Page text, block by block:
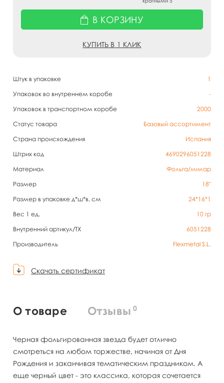
Штук в упаковке
1
Упаковок во внутреннем коробе
-
Упаковок в транспортном коробе
2000
Статус товара
Базовый ассортимент
Страна происхождения
Испания
Штрих код
4690296051228
Материал
Фольга/милар
Размер
18"
Размер в упаковке д*ш*в, см
24*16*1
Вес 1 ед.
10 гр
Внутренний артикул/TX
6051228
Производитель
Flexmetal S.L.
Скачать сертификат
В КОРЗИНУ
КУПИТЬ В 1 КЛИК
О товаре Отзывы 0
Черная фольгированная звезда будет отлично
смотреться на любом торжестве, начиная от Дня
Рождения и заканчивая тематическим праздником. А
еще черный цвет - это классика, которая сочетается